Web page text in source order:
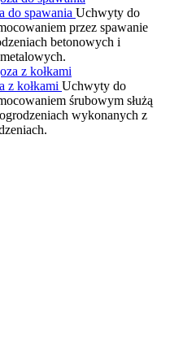
do spawania Uchwyty do
przez spawanie
betonowych i
z kołkami Uchwyty do
śrubowym służą
wykonanych z